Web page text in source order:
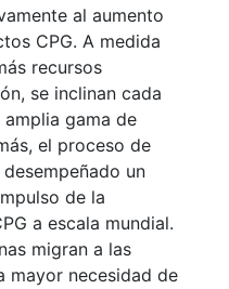
al aumento
CPG. A medida
recursos
se inclinan cada
gama de
el proceso de
un
de la
a escala mundial.
migran a las
mayor necesidad de